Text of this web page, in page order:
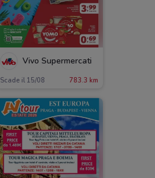
Vivo Supermercati
Scade il 15/08 783.3 km